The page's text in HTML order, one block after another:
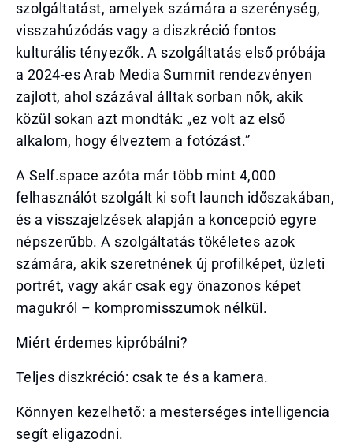
szolgáltatást, amelyek számára a szerénység,
visszahúzódás vagy a diszkréció fontos
kulturális tényezők. A szolgáltatás első próbája
a 2024-es Arab Media Summit rendezvényen
zajlott, ahol százával álltak sorban nők, akik
közül sokan azt mondták: „ez volt az első
alkalom, hogy élveztem a fotózást.”
A Self.space azóta már több mint 4,000
felhasználót szolgált ki soft launch időszakában,
és a visszajelzések alapján a koncepció egyre
népszerűbb. A szolgáltatás tökéletes azok
számára, akik szeretnének új profilképet, üzleti
portrét, vagy akár csak egy önazonos képet
magukról – kompromisszumok nélkül.
Miért érdemes kipróbálni?
Teljes diszkréció: csak te és a kamera.
Könnyen kezelhető: a mesterséges intelligencia
segít eligazodni.